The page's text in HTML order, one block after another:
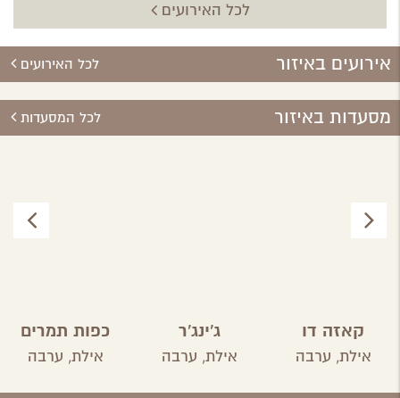
לכל האירועים
אירועים באיזור לכל האירועים
מסעדות באיזור לכל המסעדות
קאזה דו
ברזילאילת, ערבה
ג'ינג'ר
אילת, ערבה
כפות תמרים
אילת, ערבה